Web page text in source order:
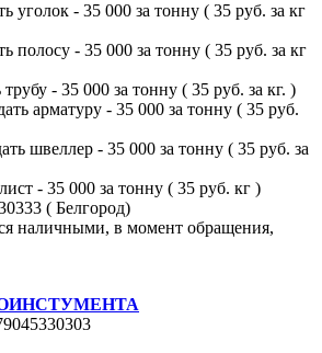
уголок - 35 000 за тонну ( 35 руб. за кг
полосу - 35 000 за тонну ( 35 руб. за кг
- 35 000 за тонну ( 35 руб. за кг. )
арматуру - 35 000 за тонну ( 35 руб.
швеллер - 35 000 за тонну ( 35 руб. за
- 35 000 за тонну ( 35 руб. кг )
( Белгород)
наличными, в момент обращения,